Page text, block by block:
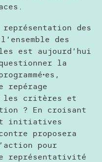
des
des
est aujourd’hui
questionner la
repérage
les critères et
? En croisant
initiatives
proposera
pour
représentativité